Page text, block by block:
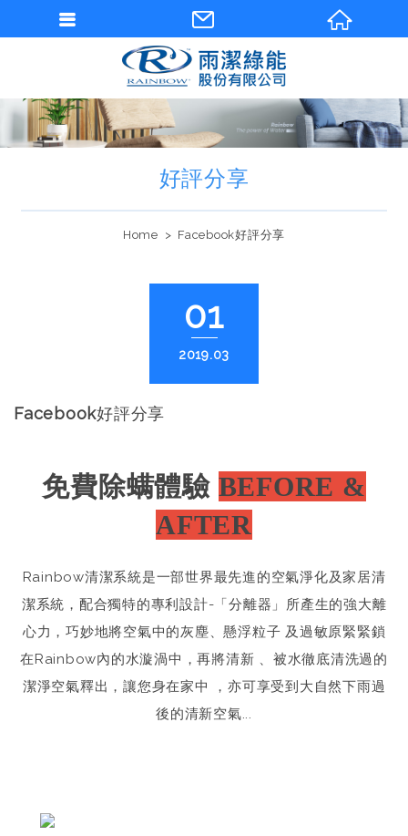
好評分享
Home Facebook好評分享
01
2019.03
Facebook好評分享
免費除螨體驗 BEFORE &
AFTER
Rainbow清潔系統是一部世界最先進的空氣淨化及家居清
潔系統，配合獨特的專利設計-「分離器」所產生的強大離
心力，巧妙地將空氣中的灰塵、懸浮粒子 及過敏原緊緊鎖
在Rainbow內的水漩渦中，再將清新 、被水徹底清洗過的
潔淨空氣釋出，讓您身在家中 ，亦可享受到大自然下雨過
後的清新空氣...